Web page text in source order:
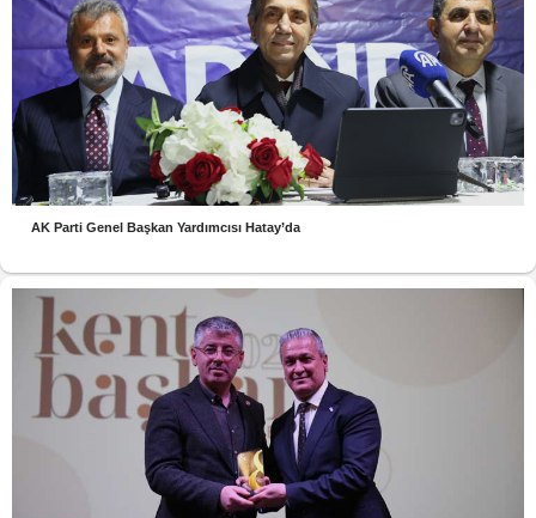
AK Parti Genel Başkan Yardımcısı Hatay’da